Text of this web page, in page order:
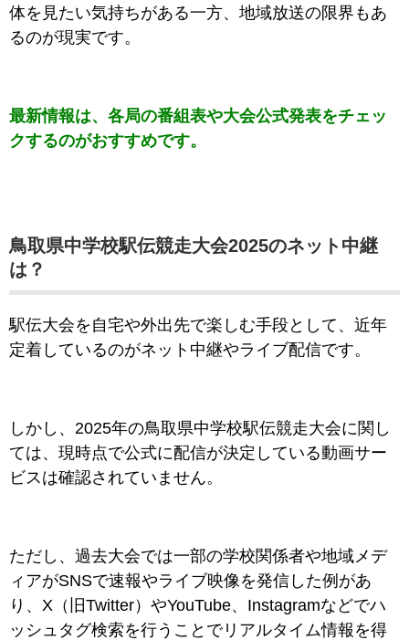
体を見たい気持ちがある一方、地域放送の限界もあ
るのが現実です。
最新情報は、各局の番組表や大会公式発表をチェッ
クするのがおすすめです。
鳥取県中学校駅伝競走大会2025のネット中継
は？
駅伝大会を自宅や外出先で楽しむ手段として、近年
定着しているのがネット中継やライブ配信です。
しかし、2025年の鳥取県中学校駅伝競走大会に関し
ては、現時点で公式に配信が決定している動画サー
ビスは確認されていません。
ただし、過去大会では一部の学校関係者や地域メデ
ィアがSNSで速報やライブ映像を発信した例があ
り、X（旧Twitter）やYouTube、Instagramなどでハ
ッシュタグ検索を行うことでリアルタイム情報を得